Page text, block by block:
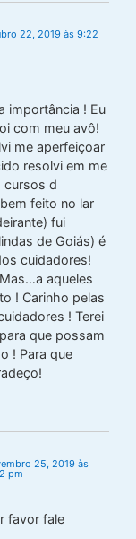
22, 2019 às 9:22
importância ! Eu
com meu avô!
me aperfeiçoar
resolvi em me
cursos d
feito no lar
fui
de Goiás) é
cuidadores!
aqueles
! Carinho pelas
! Terei
que possam
! Para que
25, 2019 às
pm
favor fale